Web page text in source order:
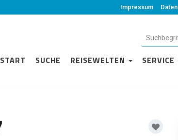
Impressum
START SUCHE REISEWELTEN SERVICE